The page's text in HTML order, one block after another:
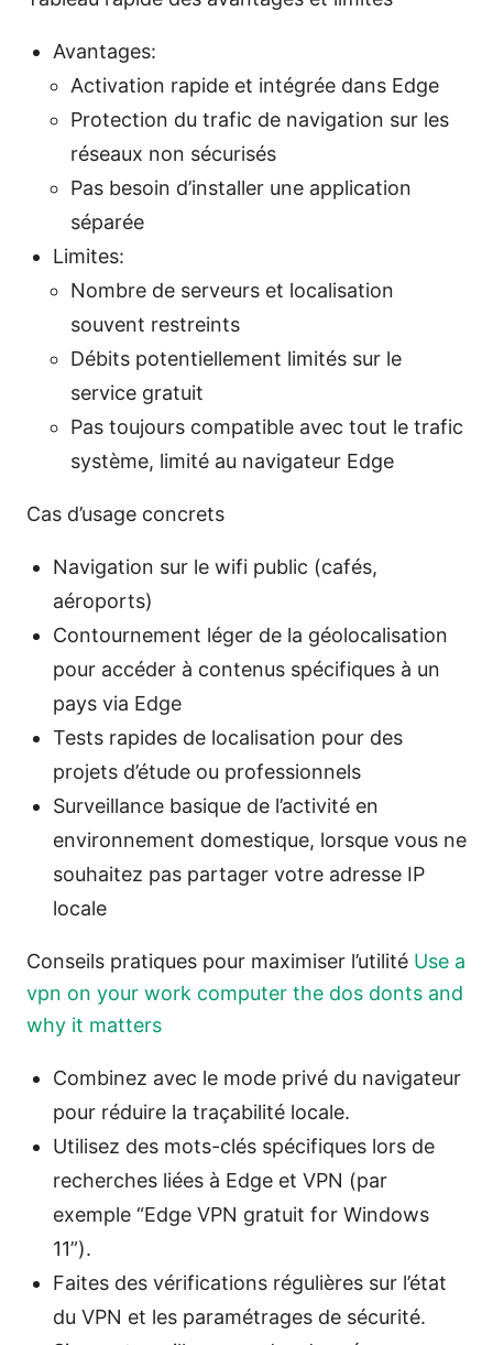
Avantages:
Activation rapide et intégrée dans Edge
Protection du trafic de navigation sur les
réseaux non sécurisés
Pas besoin d’installer une application
séparée
Limites:
Nombre de serveurs et localisation
souvent restreints
Débits potentiellement limités sur le
service gratuit
Pas toujours compatible avec tout le trafic
système, limité au navigateur Edge
Cas d’usage concrets
Navigation sur le wifi public (cafés,
aéroports)
Contournement léger de la géolocalisation
pour accéder à contenus spécifiques à un
pays via Edge
Tests rapides de localisation pour des
projets d’étude ou professionnels
Surveillance basique de l’activité en
environnement domestique, lorsque vous ne
souhaitez pas partager votre adresse IP
locale
Conseils pratiques pour maximiser l’utilité Use a
vpn on your work computer the dos donts and
why it matters
Combinez avec le mode privé du navigateur
pour réduire la traçabilité locale.
Utilisez des mots-clés spécifiques lors de
recherches liées à Edge et VPN (par
exemple “Edge VPN gratuit for Windows
11”).
Faites des vérifications régulières sur l’état
du VPN et les paramétrages de sécurité.